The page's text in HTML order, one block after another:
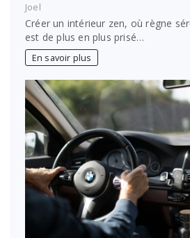
Joel
Créer un intérieur zen, où règne
est de plus en plus prisé…
En savoir plus